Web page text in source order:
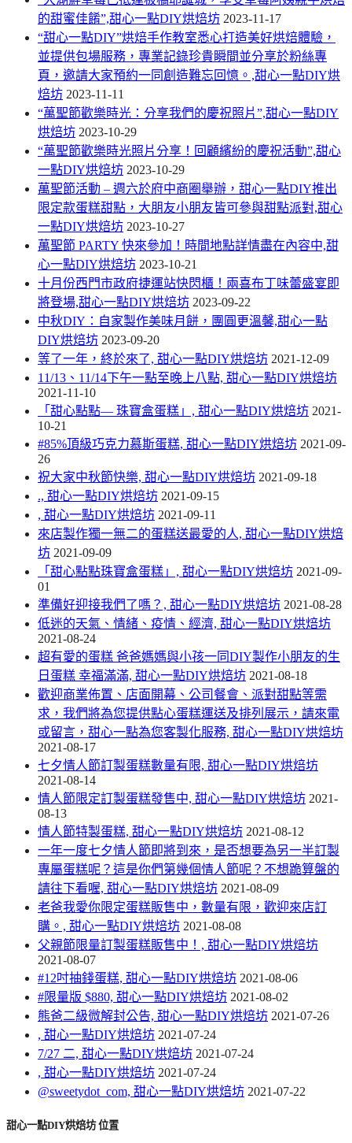
的甜蜜佳餚”,甜心一點DIY烘焙坊 2023-11-17
“甜心一點DIY”烘焙手作教室悉心打造美好烘焙體驗，
並提供包場服務，專業記錄珍貴瞬間並分享於粉絲專
頁，邀請大家預約一同創造難忘回憶。,甜心一點DIY烘
焙坊 2023-11-11
“萬聖節歡樂時光：分享我們的慶祝照片”,甜心一點DIY
烘焙坊 2023-10-29
“萬聖節歡樂時光照片分享！回顧繽紛的慶祝活動”,甜心
一點DIY烘焙坊 2023-10-29
萬聖節活動 – 週六於府中商圈舉辦，甜心一點DIY推出
限定款蛋糕甜點，大朋友小朋友皆可參與甜點派對,甜心
一點DIY烘焙坊 2023-10-27
萬聖節 PARTY 快來參加！時間地點詳情盡在內容中,甜
心一點DIY烘焙坊 2023-10-21
十月份西門市政府捷運站快閃櫃！兩喜布丁味蕾盛宴即
將登場,甜心一點DIY烘焙坊 2023-09-22
中秋DIY：自家製作美味月餅，團圓更溫馨,甜心一點
DIY烘焙坊 2023-09-20
等了一年，終於來了, 甜心一點DIY烘焙坊 2021-12-09
11/13、11/14下午一點至晚上八點, 甜心一點DIY烘焙坊
2021-11-10
「甜心點點— 珠寶盒蛋糕」, 甜心一點DIY烘焙坊 2021-
10-21
#85%頂級巧克力慕斯蛋糕, 甜心一點DIY烘焙坊 2021-09-
26
祝大家中秋節快樂, 甜心一點DIY烘焙坊 2021-09-18
., 甜心一點DIY烘焙坊 2021-09-15
, 甜心一點DIY烘焙坊 2021-09-11
來店製作獨一無二的蛋糕送最愛的人, 甜心一點DIY烘焙
坊 2021-09-09
「甜心點點珠寶盒蛋糕」, 甜心一點DIY烘焙坊 2021-09-
01
準備好迎接我們了嗎？, 甜心一點DIY烘焙坊 2021-08-28
低迷的天氣、情緒、疫情、經濟, 甜心一點DIY烘焙坊
2021-08-24
超有愛的蛋糕 爸爸媽媽與小孩一同DIY製作小朋友的生
日蛋糕 幸福滿滿, 甜心一點DIY烘焙坊 2021-08-18
歡迎商業佈置、店面開幕、公司餐會、派對甜點等需
求，我們將為您提供點心蛋糕運送及排列展示，請來電
或留言，甜心一點為您客製化服務, 甜心一點DIY烘焙坊
2021-08-17
七夕情人節訂製蛋糕數量有限, 甜心一點DIY烘焙坊
2021-08-14
情人節限定訂製蛋糕發售中, 甜心一點DIY烘焙坊 2021-
08-13
情人節特製蛋糕, 甜心一點DIY烘焙坊 2021-08-12
一年一度七夕情人節即將到來，是否想要為另一半訂製
專屬蛋糕呢？這是你們第幾個情人節呢？不想跪算盤的
請往下看喔, 甜心一點DIY烘焙坊 2021-08-09
老爸我愛你限定蛋糕販售中，數量有限，歡迎來店訂
購。, 甜心一點DIY烘焙坊 2021-08-08
父親節限量訂製蛋糕販售中！, 甜心一點DIY烘焙坊
2021-08-07
#12吋抽錢蛋糕, 甜心一點DIY烘焙坊 2021-08-06
#限量版 $880, 甜心一點DIY烘焙坊 2021-08-02
熊爸二級微解封公告, 甜心一點DIY烘焙坊 2021-07-26
, 甜心一點DIY烘焙坊 2021-07-24
7/27 二, 甜心一點DIY烘焙坊 2021-07-24
, 甜心一點DIY烘焙坊 2021-07-24
@sweetydot_com, 甜心一點DIY烘焙坊 2021-07-22
甜心一點DIY烘焙坊 位置